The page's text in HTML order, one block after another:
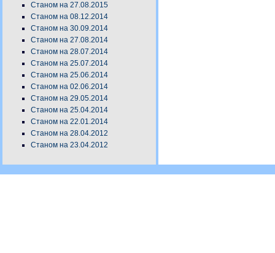
Станом на 27.08.2015
Станом на 08.12.2014
Станом на 30.09.2014
Станом на 27.08.2014
Станом на 28.07.2014
Станом на 25.07.2014
Станом на 25.06.2014
Станом на 02.06.2014
Станом на 29.05.2014
Станом на 25.04.2014
Станом на 22.01.2014
Станом на 28.04.2012
Станом на 23.04.2012